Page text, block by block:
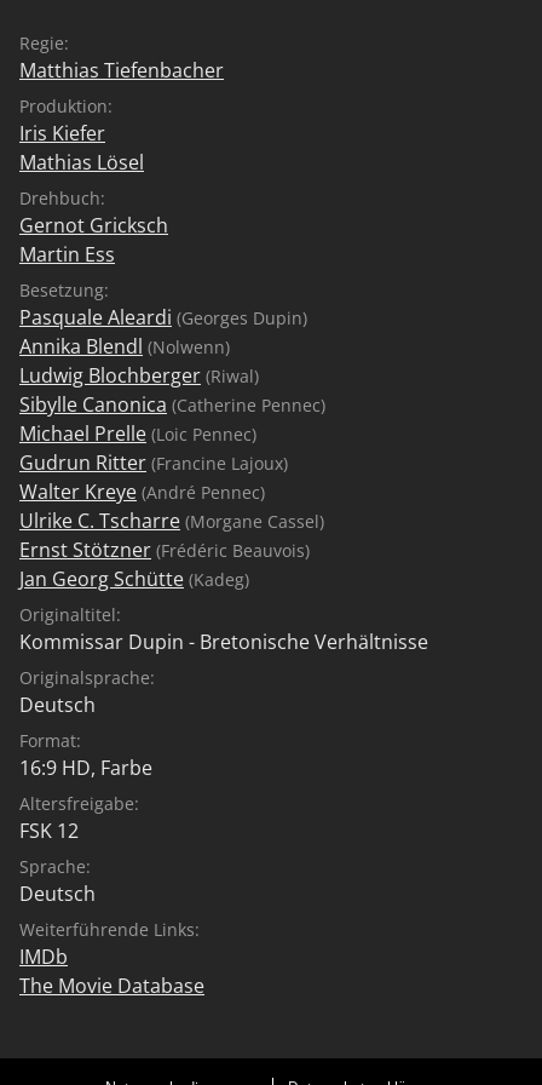
Regie:
Matthias Tiefenbacher
Produktion:
Iris Kiefer
Mathias Lösel
Drehbuch:
Gernot Gricksch
Martin Ess
Besetzung:
Pasquale Aleardi (Georges Dupin)
Annika Blendl (Nolwenn)
Ludwig Blochberger (Riwal)
Sibylle Canonica (Catherine Pennec)
Michael Prelle (Loic Pennec)
Gudrun Ritter (Francine Lajoux)
Walter Kreye (André Pennec)
Ulrike C. Tscharre (Morgane Cassel)
Ernst Stötzner (Frédéric Beauvois)
Jan Georg Schütte (Kadeg)
Originaltitel:
Kommissar Dupin - Bretonische Verhältnisse
Originalsprache:
Deutsch
Format:
16:9 HD, Farbe
Altersfreigabe:
FSK 12
Sprache:
Deutsch
Weiterführende Links:
IMDb
The Movie Database